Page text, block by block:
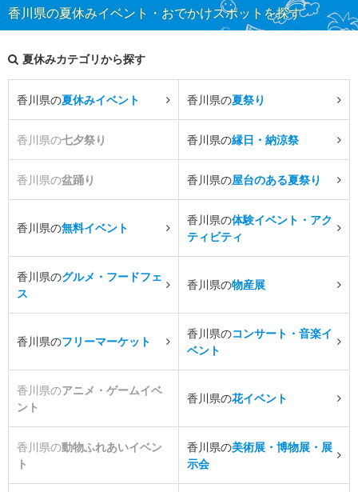
香川県の夏休みイベント・おでかけスポットを探す
夏休みカテゴリから探す
香川県の夏休みイベント 香川県の夏祭り
香川県の七夕祭り 香川県の縁日・納涼祭
香川県の盆踊り 香川県の屋台のある夏祭り
香川県の無料イベント
香川県の体験イベント・アク
ティビティ
香川県のグルメ・フードフェ
ス
香川県の物産展
香川県のフリーマーケット
香川県のコンサート・音楽イ
ベント
香川県のアニメ・ゲームイベ
ント
香川県の花イベント
香川県の動物ふれあいイベン
ト
香川県の美術展・博物展・展
示会